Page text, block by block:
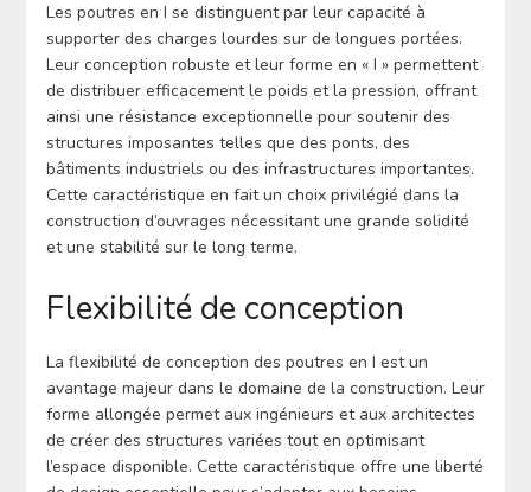
Les poutres en I se distinguent par leur capacité à
supporter des charges lourdes sur de longues portées.
Leur conception robuste et leur forme en « I » permettent
de distribuer efficacement le poids et la pression, offrant
ainsi une résistance exceptionnelle pour soutenir des
structures imposantes telles que des ponts, des
bâtiments industriels ou des infrastructures importantes.
Cette caractéristique en fait un choix privilégié dans la
construction d’ouvrages nécessitant une grande solidité
et une stabilité sur le long terme.
Flexibilité de conception
La flexibilité de conception des poutres en I est un
avantage majeur dans le domaine de la construction. Leur
forme allongée permet aux ingénieurs et aux architectes
de créer des structures variées tout en optimisant
l’espace disponible. Cette caractéristique offre une liberté